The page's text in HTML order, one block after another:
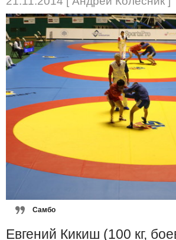
Самбо
Евгений Кикиш (100 кг,